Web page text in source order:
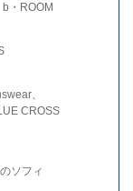
・ROOM
、
CROSS
ソフィ